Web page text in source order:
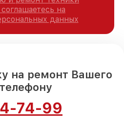
на
данных
на ремонт Вашего
74-99